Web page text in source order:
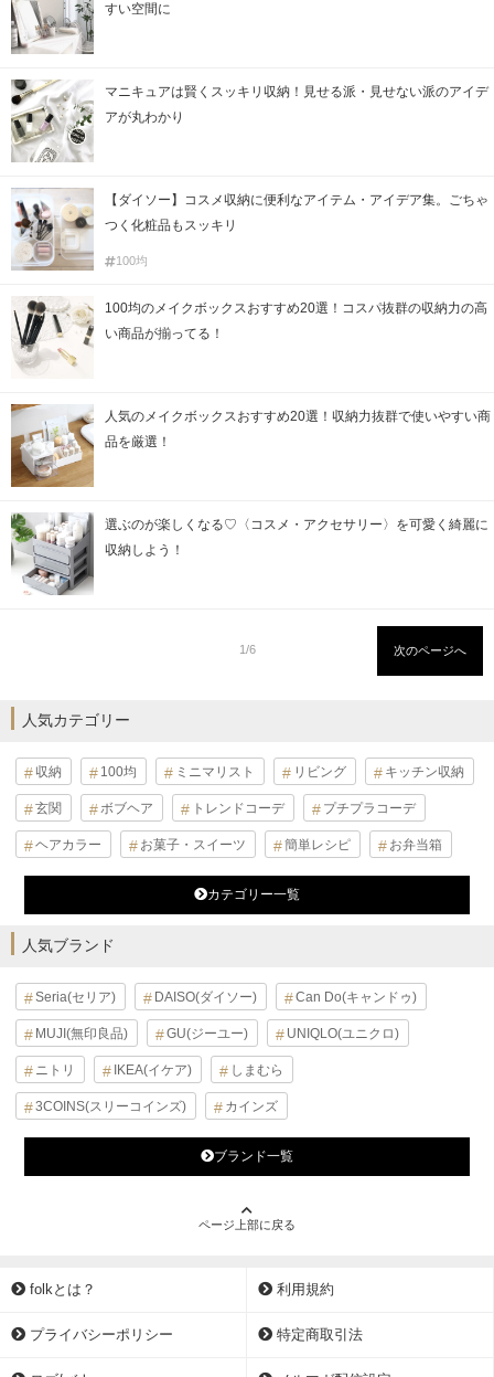
すい空間に
マニキュアは賢くスッキリ収納！見せる派・見せない派のアイデ
アが丸わかり
【ダイソー】コスメ収納に便利なアイテム・アイデア集。ごちゃ
つく化粧品もスッキリ
100均
100均のメイクボックスおすすめ20選！コスパ抜群の収納力の高
い商品が揃ってる！
人気のメイクボックスおすすめ20選！収納力抜群で使いやすい商
品を厳選！
選ぶのが楽しくなる♡〈コスメ・アクセサリー〉を可愛く綺麗に
収納しよう！
1/6 次のページへ
人気カテゴリー
収納 100均 ミニマリスト リビング キッチン収納
玄関 ボブヘア トレンドコーデ プチプラコーデ
ヘアカラー お菓子・スイーツ 簡単レシピ お弁当箱
カテゴリー一覧
人気ブランド
Seria(セリア) DAISO(ダイソー) Can Do(キャンドゥ)
MUJI(無印良品) GU(ジーユー) UNIQLO(ユニクロ)
ニトリ IKEA(イケア) しまむら
3COINS(スリーコインズ) カインズ
ブランド一覧
ページ上部に戻る
folkとは？ 利用規約
プライバシーポリシー 特定商取引法